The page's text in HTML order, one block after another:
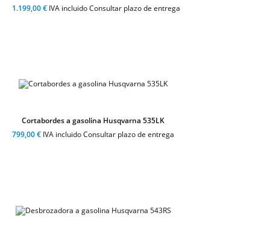
1.199,00 € IVA incluido Consultar plazo de entrega
Cortabordes a gasolina Husqvarna 535LK
799,00 € IVA incluido Consultar plazo de entrega